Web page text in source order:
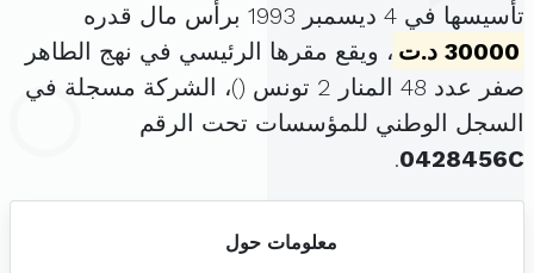
تأسيسها في 4 ديسمبر 1993 برأس مال قدره
30000 د.ت
، ويقع مقرها الرئيسي في نهج الطاهر
صفر عدد 48 المنار 2 تونس (
)، الشركة مسجلة في
السجل الوطني للمؤسسات تحت الرقم
0428456C
.
معلومات حول